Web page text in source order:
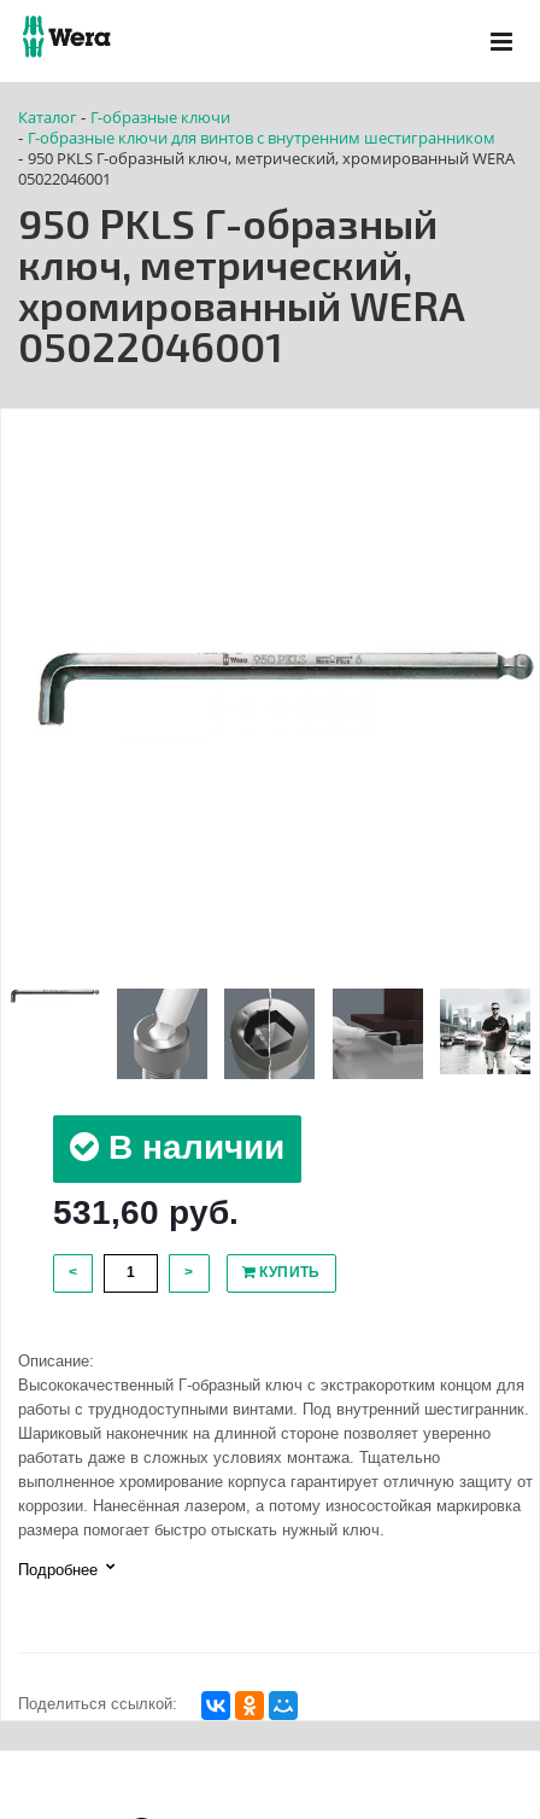
Каталог - Г-образные ключи
- Г-образные ключи для винтов с внутренним шестигранником
- 950 PKLS Г-образный ключ, метрический, хромированный WERA
05022046001
950 PKLS Г-образный
ключ, метрический,
хромированный WERA
05022046001
В наличии
531,60 руб.
< > КУПИТЬ
Описание:
Высококачественный Г-образный ключ с экстракоротким концом для
работы с труднодоступными винтами. Под внутренний шестигранник.
Шариковый наконечник на длинной стороне позволяет уверенно
работать даже в сложных условиях монтажа. Тщательно
выполненное хромирование корпуса гарантирует отличную защиту от
коррозии. Нанесённая лазером, а потому износостойкая маркировка
размера помогает быстро отыскать нужный ключ.
Подробнее
Поделиться ссылкой: